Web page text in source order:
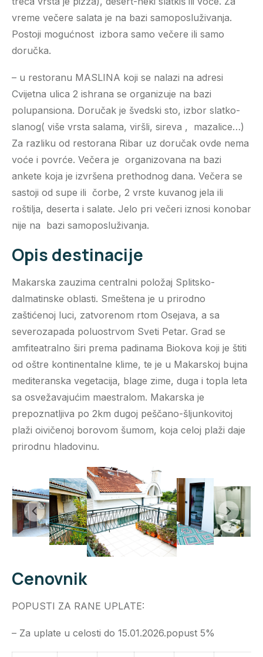
vreme večere salata je na bazi samoposluživanja.
Postoji mogućnost izbora samo večere ili samo
doručka.
– u restoranu MASLINA koji se nalazi na adresi
Cvijetna ulica 2 ishrana se organizuje na bazi
polupansiona. Doručak je švedski sto, izbor slatko-
slanog( više vrsta salama, viršli, sireva , mazalice…)
Za razliku od restorana Ribar uz doručak ovde nema
voće i povrće. Večera je organizovana na bazi
ankete koja je izvršena prethodnog dana. Večera se
sastoji od supe ili čorbe, 2 vrste kuvanog jela ili
roštilja, deserta i salate. Jelo pri večeri iznosi konobar
nije na bazi samoposluživanja.
Opis destinacije
Makarska zauzima centralni položaj Splitsko-
dalmatinske oblasti. Smeštena je u prirodno
zaštićenoj luci, zatvorenom rtom Osejava, a sa
severozapada poluostrvom Sveti Petar. Grad se
amfiteatralno širi prema padinama Biokova koji je štiti
od oštre kontinentalne klime, te je u Makarskoj bujna
mediteranska vegetacija, blage zime, duga i topla leta
sa osvežavajućim maestralom. Makarska je
prepoznatljiva po 2km dugoj peščano-šljunkovitoj
plaži oivičenoj borovom šumom, koja celoj plaži daje
prirodnu hladovinu.
Cenovnik
POPUSTI ZA RANE UPLATE:
– Za uplate u celosti do 15.01.2026.popust 5%